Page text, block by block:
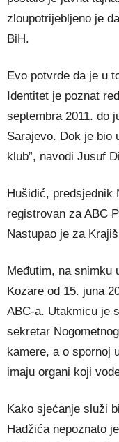
zloupotrijebljeno je
BiH.
Evo potvrde da je u
Identitet je poznat
septembra 2011. do
Sarajevo. Dok je bio
klub”, navodi Jusuf
Hušidić, predsjednik
registrovan za ABC
Nastupao je za
Međutim, na snimku
Kozare od 15. juna
ABC-a. Utakmicu je
sekretar
kamere, a o spornoj
imaju organi koji
Kako sjećanje služi
Hadžića nepoznato